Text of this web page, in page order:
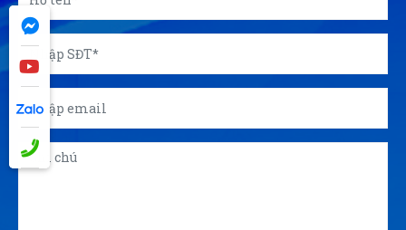
TL
(Đánh giá 1 năm trước)
Hài lòng về chất lượng sản phảm bên bạn, nhân viên
tư vấn kỹ